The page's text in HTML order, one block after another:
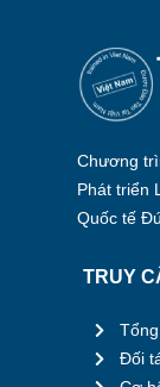
Chương
Phát triển
Quốc tế
TRUY
Đối